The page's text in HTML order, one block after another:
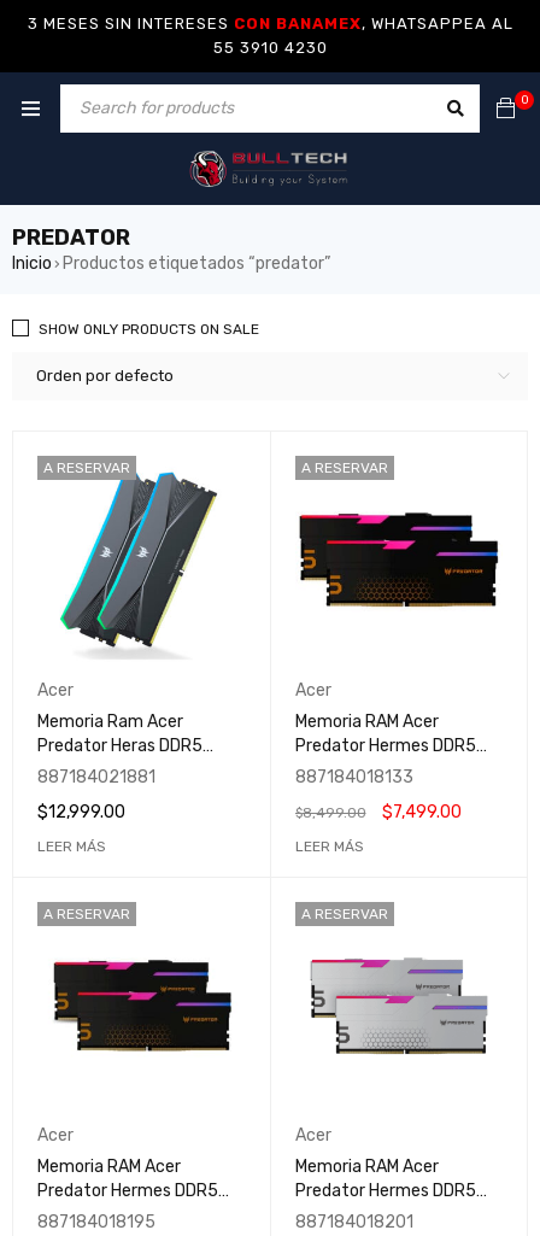
3 MESES SIN INTERESES CON BANAMEX, WHATSAPPEA AL
55 3910 4230
0
PREDATOR
Inicio › Productos etiquetados “predator”
Orden por defecto
SHOW ONLY PRODUCTS ON SALE
A RESERVAR
Acer
Memoria Ram Acer
Predator Heras DDR5
32GB RGB / 2x16GB /
887184021881
$12,999.00
LEER MÁS
A RESERVAR
Acer
Memoria RAM Acer
Predator Hermes DDR5
32GB RGB | Negro |
(2x16GB) | CL32 | XMP |
BL.9BWWR.400
887184018133
$8,499.00 $7,499.00
LEER MÁS
A RESERVAR
Acer
Memoria RAM Acer
Predator Hermes DDR5
32GB RGB | Negro |
887184018195
A RESERVAR
Acer
Memoria RAM Acer
Predator Hermes DDR5
32GB RGB | Plata |
887184018201